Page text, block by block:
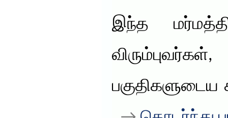
இந்த
பகுதிகளுடைய